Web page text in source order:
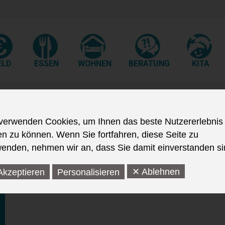
ESSEN WOHNEN BERATUNG KITA
Cookies, um Ihnen das beste Nutzererlebnis
zu können. Wenn Sie fortfahren, diese Seite zu
nehmen wir an, dass Sie damit einverstanden
Personalisieren ✕ Ablehnen